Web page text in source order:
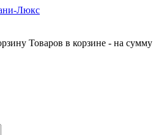
Товаров в корзине - на сумму